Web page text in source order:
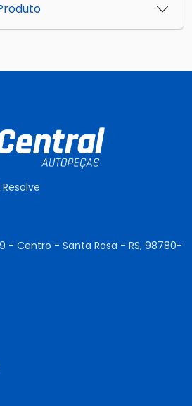
- Centro - Santa Rosa - RS, 98780-